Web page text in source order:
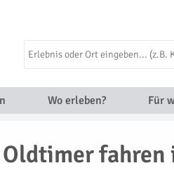
Wo erleben? Für
Oldtimer fahren